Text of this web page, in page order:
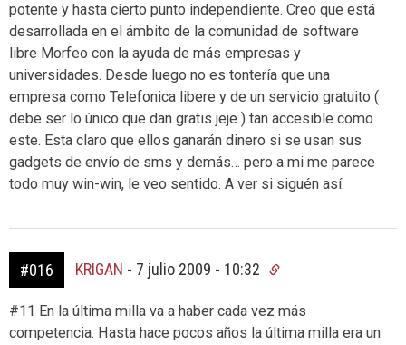
potente y hasta cierto punto independiente. Creo que está
desarrollada en el ámbito de la comunidad de software
libre Morfeo con la ayuda de más empresas y
universidades. Desde luego no es tontería que una
empresa como Telefonica libere y de un servicio gratuito (
debe ser lo único que dan gratis jeje ) tan accesible como
este. Esta claro que ellos ganarán dinero si se usan sus
gadgets de envío de sms y demás… pero a mi me parece
todo muy win-win, le veo sentido. A ver si siguén así.
#016 KRIGAN - 7 julio 2009 - 10:32
#11 En la última milla va a haber cada vez más
competencia. Hasta hace pocos años la última milla era un